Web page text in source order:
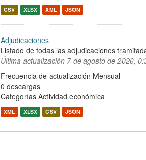
CSV XLSX XML JSON
Adjudicaciones
Listado de todas las adjudicaciones
Última actualización 7 de agosto de 2026,
Frecuencia de actualización Mensual
0 descargas
Categorías Actividad económica
XML XLSX CSV JSON